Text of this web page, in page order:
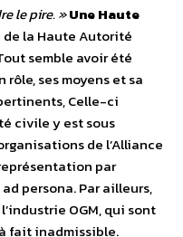
le pire. »Une Haute
la Haute Autorité
semble avoir été
ses moyens et sa
Celle-ci
civile y est sous
de l’Alliance
par
persona. Par ailleurs,
OGM, qui sont
fait inadmissible.